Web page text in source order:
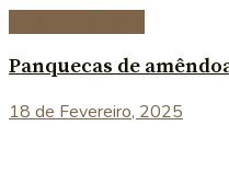
Panquecas de
18 de Fevereiro, 2025